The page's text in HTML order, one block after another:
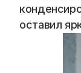
оставил